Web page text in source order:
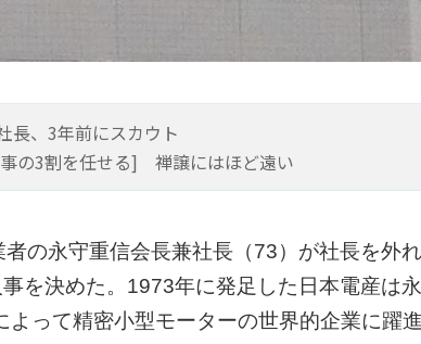
長、3年前にスカウト
事の3割を任せる] 禅譲にはほど遠い
者の永守重信会長兼社長（73）が社長を外
事を決めた。1973年に発足した日本電産は
よって精密小型モーターの世界的企業に躍